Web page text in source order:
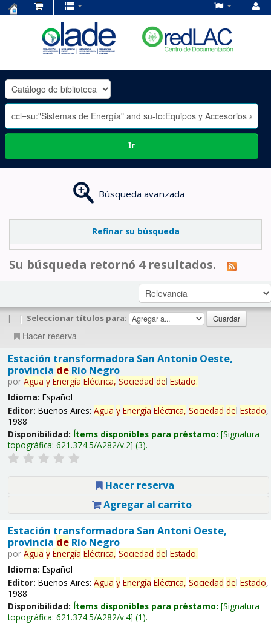
OLADE
-
Ir
Búsqueda avanzada
Refinar su búsqueda
Su búsqueda retornó 4 resultados.
| | Seleccionar títulos para:
Hacer reserva
Estación transformadora San Antonio Oeste,
provincia deRío Negro
por Agua y Energía Eléctrica, Sociedad del Estado.
Idioma: Español
Editor: Buenos Aires: Agua y Energía Eléctrica, Sociedad del Estado,
1988
Disponibilidad: Ítems disponibles para préstamo: Signatura
topográfica: 621.374.5/A282/v.2 (3).
Hacer reserva
Agregar al carrito
Estación transformadora San Antoni Oeste,
provincia deRío Negro
por Agua y Energía Eléctrica, Sociedad del Estado.
Idioma: Español
Editor: Buenos Aires: Agua y Energía Eléctrica, Sociedad del Estado,
1988
Disponibilidad: Ítems disponibles para préstamo: Signatura
topográfica: 621.374.5/A282/v.4 (1).